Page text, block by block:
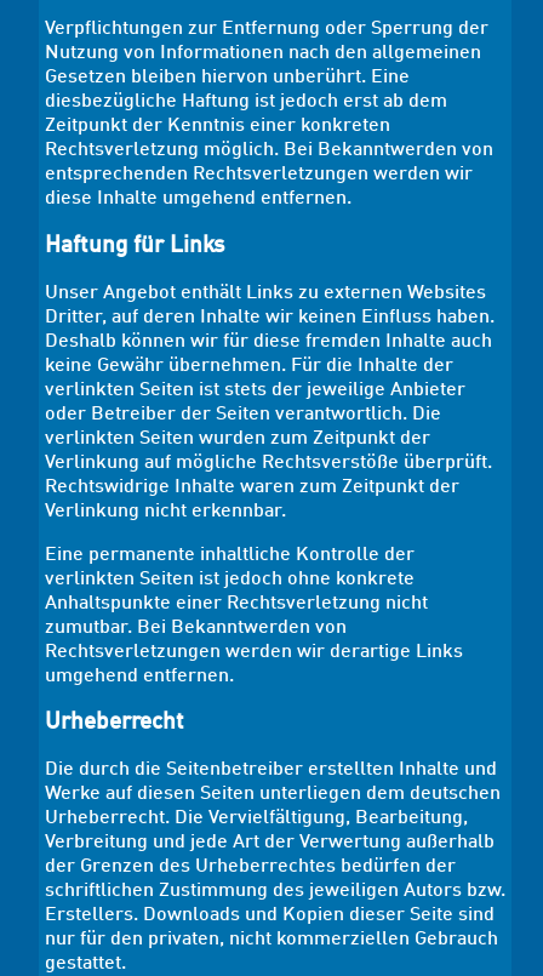
Verpflichtungen zur Entfernung oder Sperrung der
Nutzung von Informationen nach den allgemeinen
Gesetzen bleiben hiervon unberührt. Eine
diesbezügliche Haftung ist jedoch erst ab dem
Zeitpunkt der Kenntnis einer konkreten
Rechtsverletzung möglich. Bei Bekanntwerden von
entsprechenden Rechtsverletzungen werden wir
diese Inhalte umgehend entfernen.
Haftung für Links
Unser Angebot enthält Links zu externen Websites
Dritter, auf deren Inhalte wir keinen Einfluss haben.
Deshalb können wir für diese fremden Inhalte auch
keine Gewähr übernehmen. Für die Inhalte der
verlinkten Seiten ist stets der jeweilige Anbieter
oder Betreiber der Seiten verantwortlich. Die
verlinkten Seiten wurden zum Zeitpunkt der
Verlinkung auf mögliche Rechtsverstöße überprüft.
Rechtswidrige Inhalte waren zum Zeitpunkt der
Verlinkung nicht erkennbar.
Eine permanente inhaltliche Kontrolle der
verlinkten Seiten ist jedoch ohne konkrete
Anhaltspunkte einer Rechtsverletzung nicht
zumutbar. Bei Bekanntwerden von
Rechtsverletzungen werden wir derartige Links
umgehend entfernen.
Urheberrecht
Die durch die Seitenbetreiber erstellten Inhalte und
Werke auf diesen Seiten unterliegen dem deutschen
Urheberrecht. Die Vervielfältigung, Bearbeitung,
Verbreitung und jede Art der Verwertung außerhalb
der Grenzen des Urheberrechtes bedürfen der
schriftlichen Zustimmung des jeweiligen Autors bzw.
Erstellers. Downloads und Kopien dieser Seite sind
nur für den privaten, nicht kommerziellen Gebrauch
gestattet.